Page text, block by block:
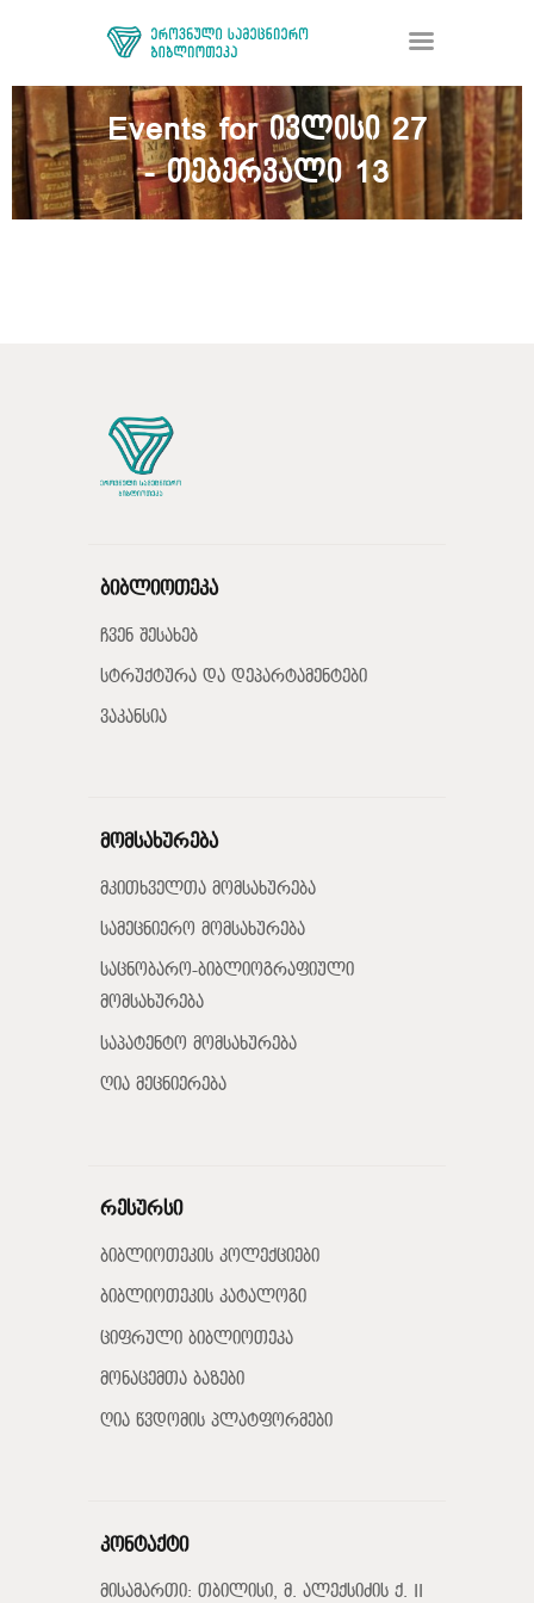
Events for ივლისი 27
- თებერვალი 13
ᲑᲘᲑᲚᲘᲝᲗᲔᲙᲐ
ᲛᲝᲛᲡᲐᲮᲣᲠᲔᲑᲐ
ბიბლიოთეკა
ჩვენ შესახებ
სტრუქტურა და დეპარტამენტები
ვაკანსია
მომსახურება
მკითხველთა მომსახურება
სამეცნიერო მომსახურება
საცნობარო-ბიბლიოგრაფიული
მომსახურება
საპატენტო მომსახურება
ღია მეცნიერება
რესურსი
ბიბლიოთეკის კოლექციები
ბიბლიოთეკის კატალოგი
ციფრული ბიბლიოთეკა
მონაცემთა ბაზები
ღია წვდომის პლატფორმები
კონტაქტი
მისამართი: თბილისი, მ. ალექსიძის ქ. II